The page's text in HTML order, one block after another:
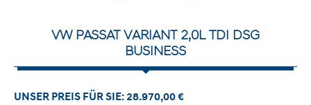
VW PASSAT VARIANT 2,0L TDI DSG
BUSINESS
UNSER PREIS FÜR SIE: 28.970,00 €